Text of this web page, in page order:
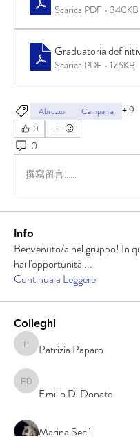
Scarica PDF • 340KB
Graduatoria
Scarica PDF • 176KB
Abruzzo Campania +9
0
0
撰寫留言......
Info
Benvenuto/a nel gruppo! In
hai l'opportunità ...
Continua a Leggere
Colleghi
Patrizia Paparo
Patrizia Paparo
Emilio Di Donato
Emilio Di Donato
Marina Seclì